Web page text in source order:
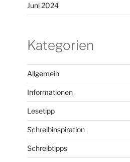
Juni 2024
Kategorien
Allgemein
Informationen
Lesetipp
Schreibinspiration
Schreibtipps